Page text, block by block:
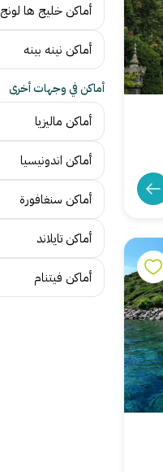
أماكن خليج ها لونج
أماكن نينه بينه
أماكن في وجهات أخرى
أماكن ماليزيا
أماكن اندونيسيا
أماكن سنغافورة
أماكن تايلاند
أماكن فيتنام